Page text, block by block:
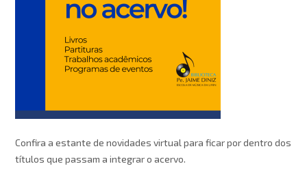
Confira a estante de novidades virtual para ficar por dentro dos
títulos que passam a integrar o acervo.